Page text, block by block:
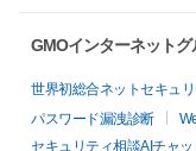
GMOインターネット
世界初総合ネットセキュ
パスワード漏洩診断
セキュリティ相談AIチャッ